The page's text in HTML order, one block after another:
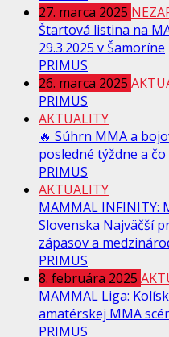
27. marca 2025
Štartová listina na
29.3.2025 v Šamoríne
PRIMUS
26. marca 2025
PRIMUS
AKTUALITY
🔥 Súhrn MMA a
posledné týždne a čo
PRIMUS
AKTUALITY
MAMMAL INFINITY:
Slovenska Najväčší
zápasov a
PRIMUS
8. februára 2025
MAMMAL Liga:
amatérskej MMA
PRIMUS